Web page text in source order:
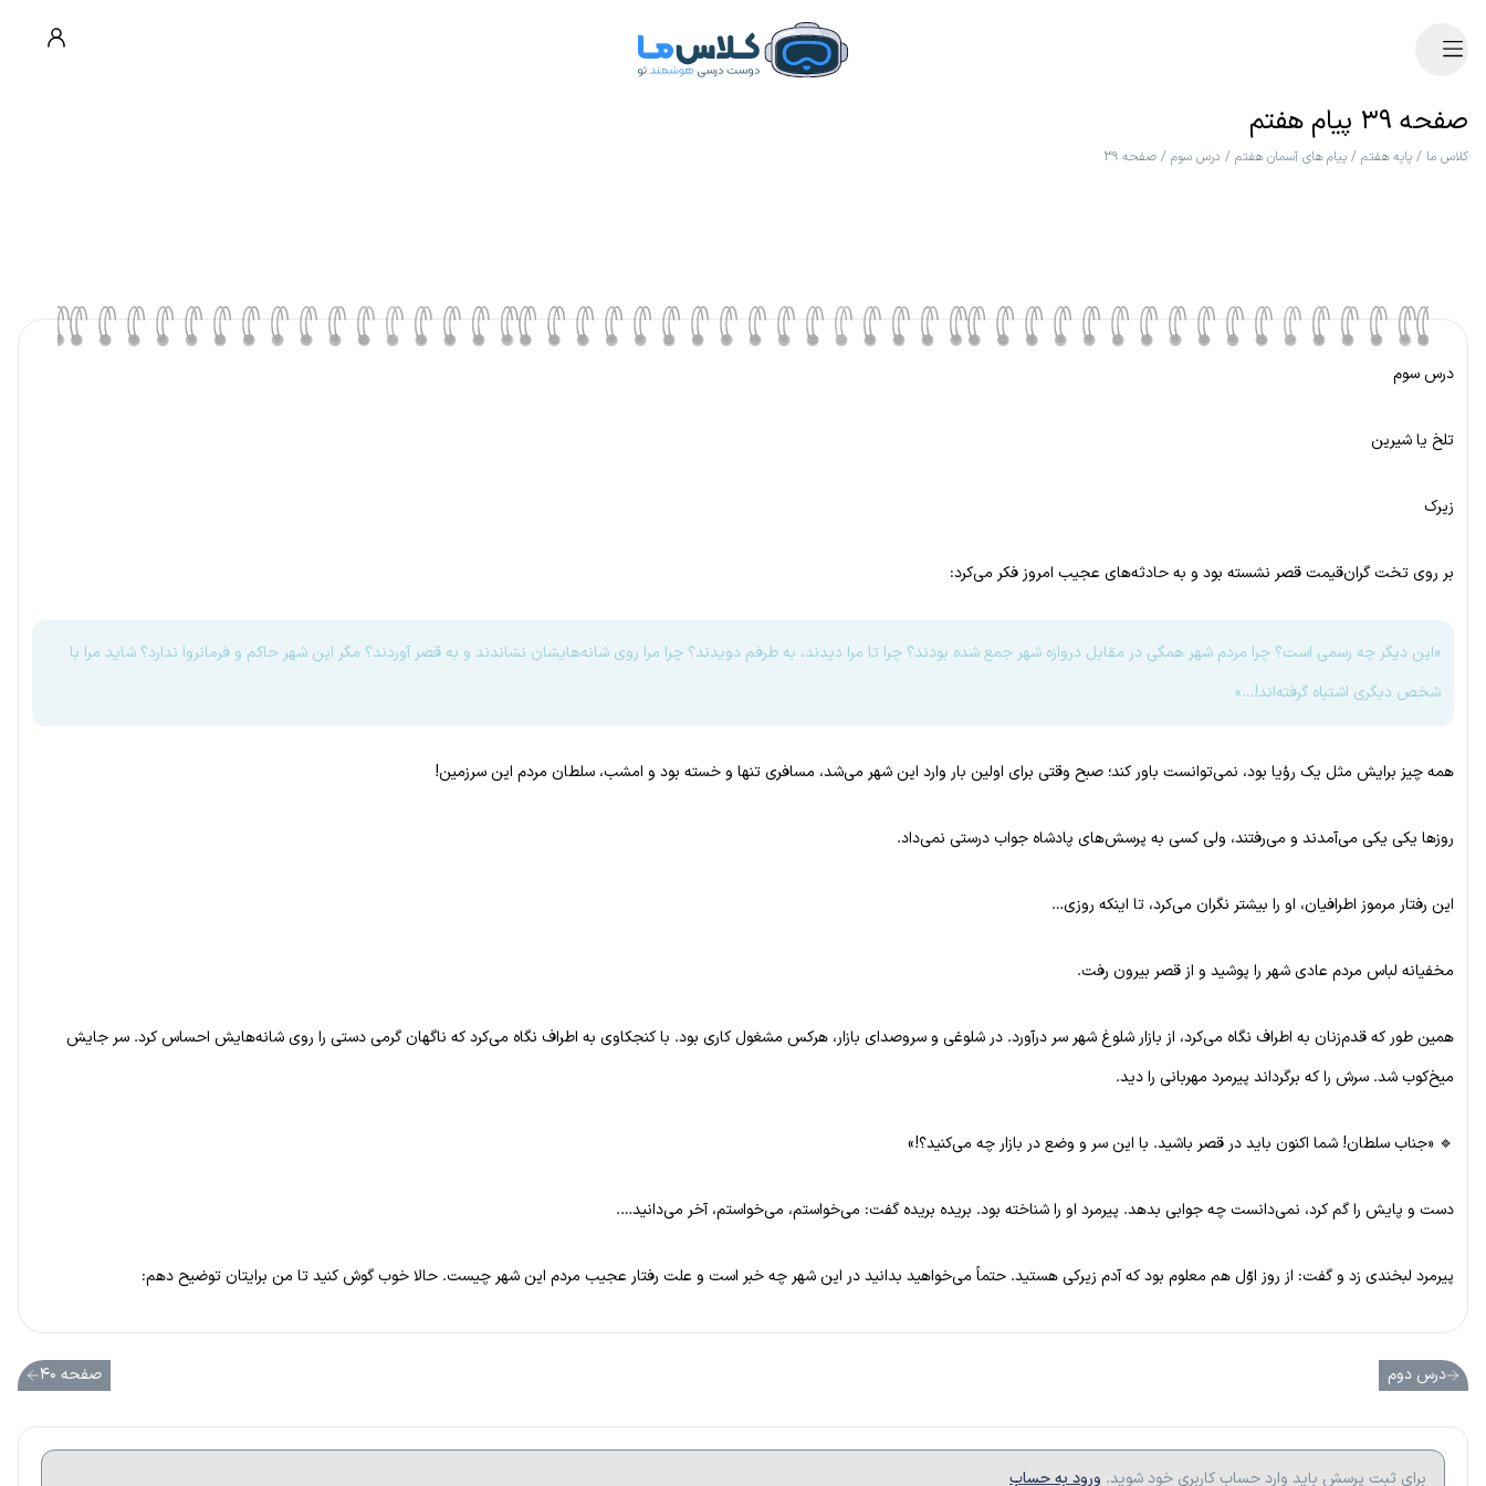
صفحه ۳۹ پیام هفتم
کلاس ما / پایه هفتم / پیام های آسمان هفتم / درس سوم / صفحه ۳۹
درس سوم
تلخ یا شیرین
زیرک
بر روی تخت گران‌قیمت قصر نشسته بود و به حادثه‌های عجیب امروز فکر می‌کرد:
«این دیگر چه رسمی است؟ چرا مردم شهر همگی در مقابل دروازه شهر جمع شده بودند؟ چرا تا مرا دیدند، به طرفم دویدند؟ چرا مرا روی شانه‌هایشان نشاندند و به قصر آوردند؟ مگر این شهر حاکم و فرمانروا ندارد؟ شاید مرا با
شخص دیگری اشتباه گرفته‌اند!…»
همه چیز برایش مثل یک رؤیا بود، نمی‌توانست باور کند؛ صبح وقتی برای اولین بار وارد این شهر می‌شد، مسافری تنها و خسته بود و امشب، سلطان مردم این سرزمین!
روزها یکی یکی می‌آمدند و می‌رفتند، ولی کسی به پرسش‌های پادشاه جواب درستی نمی‌داد.
این رفتار مرموز اطرافیان، او را بیشتر نگران می‌کرد، تا اینکه روزی…
مخفیانه لباس مردم عادی شهر را پوشید و از قصر بیرون رفت.
همین طور که قدم‌زنان به اطراف نگاه می‌کرد، از بازار شلوغ شهر سر درآورد. در شلوغی و سروصدای بازار، هرکس مشغول کاری بود. با کنجکاوی به اطراف نگاه می‌کرد که ناگهان گرمی دستی را روی شانه‌هایش احساس کرد. سر جایش
میخ‌کوب شد. سرش را که برگرداند پیرمرد مهربانی را دید.
🔹 «جناب سلطان! شما اکنون باید در قصر باشید. با این سر و وضع در بازار چه می‌کنید؟!»
دست و پایش را گم کرد، نمی‌دانست چه جوابی بدهد. پیرمرد او را شناخته بود. بریده بریده گفت: می‌خواستم، می‌خواستم، آخر می‌دانید….
پیرمرد لبخندی زد و گفت: از روز اوّل هم معلوم بود که آدم زیرکی هستید. حتماً می‌خواهید بدانید در این شهر چه خبر است و علت رفتار عجیب مردم این شهر چیست. حالا خوب گوش کنید تا من برایتان توضیح دهم:
درس دوم صفحه ۴۰
برای ثبت پرسش باید وارد حساب کاربری خود شوید. ورود به حساب